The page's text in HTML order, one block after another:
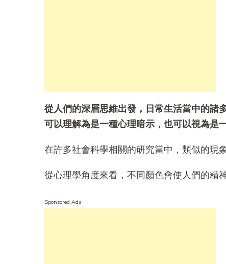
從人們的深層思維出發，日常生活當中的
可以理解為是一種心理暗示，也可以視為是
在許多社會科學相關的研究當中，類似的現
從心理學角度來看，不同顏色會使人們的精
Sponsored Ads